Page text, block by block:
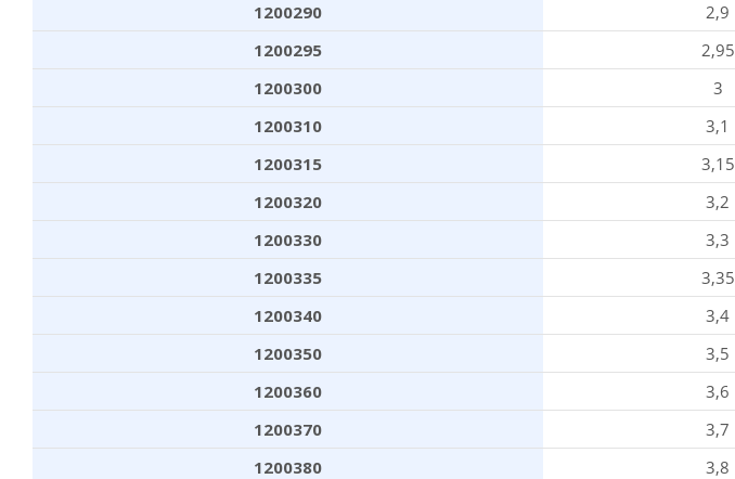
1200290
2,9
1200295
2,95
1200300
3
1200310
3,1
1200315
3,15
1200320
3,2
1200330
3,3
1200335
3,35
1200340
3,4
1200350
3,5
1200360
3,6
1200370
3,7
1200380
3,8